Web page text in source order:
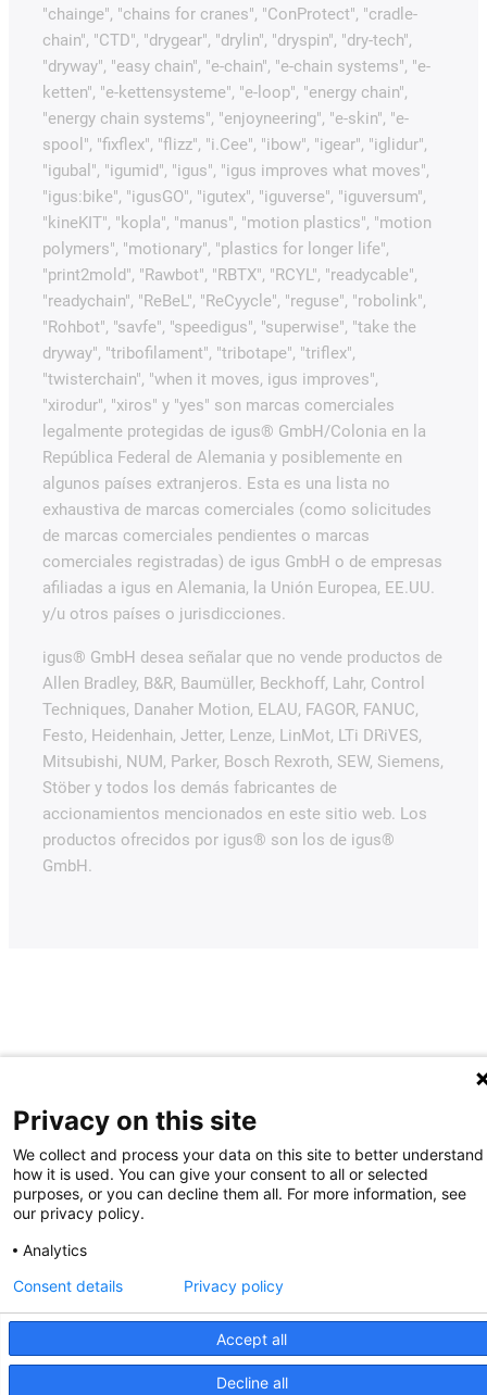
"chainge", "chains for cranes", "ConProtect", "cradle-
chain", "CTD", "drygear", "drylin", "dryspin", "dry-tech",
"dryway", "easy chain", "e-chain", "e-chain systems", "e-
ketten", "e-kettensysteme", "e-loop", "energy chain",
"energy chain systems", "enjoyneering", "e-skin", "e-
spool", "fixflex", "flizz", "i.Cee", "ibow", "igear", "iglidur",
"igubal", "igumid", "igus", "igus improves what moves",
"igus:bike", "igusGO", "igutex", "iguverse", "iguversum",
"kineKIT", "kopla", "manus", "motion plastics", "motion
polymers", "motionary", "plastics for longer life",
"print2mold", "Rawbot", "RBTX", "RCYL", "readycable",
"readychain", "ReBeL", "ReCyycle", "reguse", "robolink",
"Rohbot", "savfe", "speedigus", "superwise", "take the
dryway", "tribofilament", "tribotape", "triflex",
"twisterchain", "when it moves, igus improves",
"xirodur", "xiros" y "yes" son marcas comerciales
legalmente protegidas de igus® GmbH/Colonia en la
República Federal de Alemania y posiblemente en
algunos países extranjeros. Esta es una lista no
exhaustiva de marcas comerciales (como solicitudes
de marcas comerciales pendientes o marcas
comerciales registradas) de igus GmbH o de empresas
afiliadas a igus en Alemania, la Unión Europea, EE.UU.
y/u otros países o jurisdicciones.
igus® GmbH desea señalar que no vende productos de
Allen Bradley, B&R, Baumüller, Beckhoff, Lahr, Control
Techniques, Danaher Motion, ELAU, FAGOR, FANUC,
Festo, Heidenhain, Jetter, Lenze, LinMot, LTi DRiVES,
Mitsubishi, NUM, Parker, Bosch Rexroth, SEW, Siemens,
Stöber y todos los demás fabricantes de
accionamientos mencionados en este sitio web. Los
productos ofrecidos por igus® son los de igus®
GmbH.
Privacy on this site
We collect and process your data on this site to better understand
how it is used. You can give your consent to all or selected
purposes, or you can decline them all. For more information, see
our privacy policy.
Analytics
Accept all
Decline all
Consent details Privacy policy